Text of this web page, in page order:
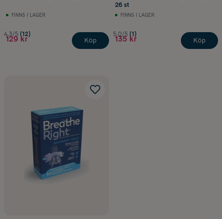
FINNS I LAGER
4.3/5 (12)
129 kr Köp
26 st
FINNS I LAGER
5.0/5 (1)
135 kr Köp